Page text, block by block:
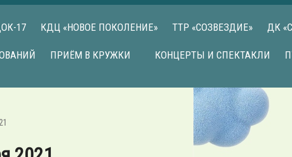
17 КДЦ «НОВОЕ ПОКОЛЕНИЕ» ТТР «СОЗВЕЗДИЕ» ДК
ПРИЁМ В КРУЖКИ КОНЦЕРТЫ И СПЕКТАКЛИ